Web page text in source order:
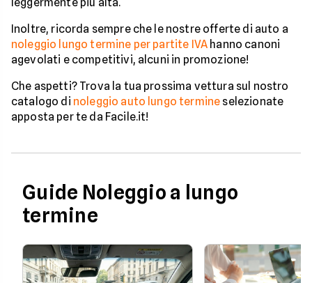
Inoltre, ricorda sempre che le nostre offerte di auto a
noleggio lungo termine per partite IVA hanno canoni
agevolati e competitivi, alcuni in promozione!
Che aspetti? Trova la tua prossima vettura sul nostro
catalogo di noleggio auto lungo termine selezionate
apposta per te da Facile.it!
Guide Noleggio a lungo
termine